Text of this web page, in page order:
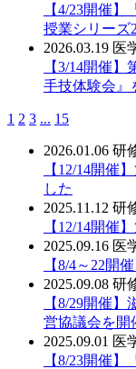
【4/23開催
授業シリーズ
2026.03.19 医
【3/14開催
手技体験会』
1 2 3 ... 15
2026.01.06 研
【12/14開催
した
2025.11.12 研
【12/14開催
2025.09.16 医
【8/4～22開
2025.09.08 研
【8/29開催
営協議会を開
2025.09.01 医
【8/23開催